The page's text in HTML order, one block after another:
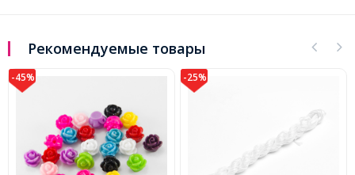
Рекомендуемые товары
-45% -25%